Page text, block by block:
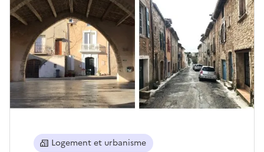
Logement et urbanisme